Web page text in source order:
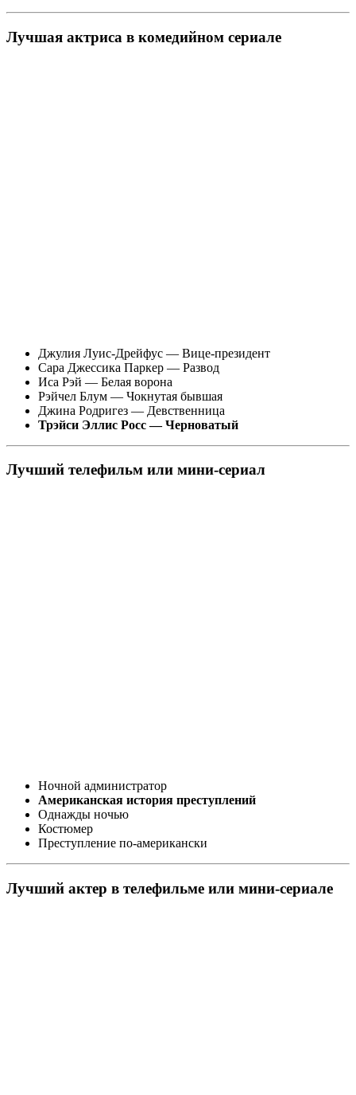
Лучшая актриса в комедийном сериале
Джулия Луис-Дрейфус — Вице-президент
Сара Джессика Паркер — Развод
Иса Рэй — Белая ворона
Рэйчел Блум — Чокнутая бывшая
Джина Родригез — Девственница
Трэйси Эллис Росс — Черноватый
Лучший телефильм или мини-сериал
Ночной администратор
Американская история преступлений
Однажды ночью
Костюмер
Преступление по-американски
Лучший актер в телефильме или мини-сериале